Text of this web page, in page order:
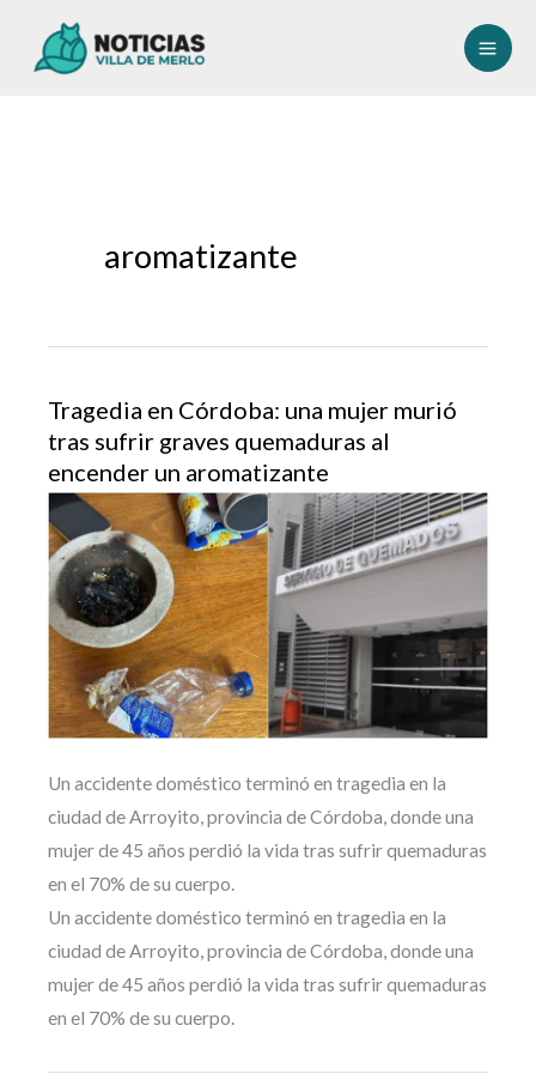
aromatizante
Tragedia en Córdoba: una mujer murió
tras sufrir graves quemaduras al
encender un aromatizante
Un accidente doméstico terminó en tragedia en la
ciudad de Arroyito, provincia de Córdoba, donde una
mujer de 45 años perdió la vida tras sufrir quemaduras
en el 70% de su cuerpo.
Un accidente doméstico terminó en tragedia en la
ciudad de Arroyito, provincia de Córdoba, donde una
mujer de 45 años perdió la vida tras sufrir quemaduras
en el 70% de su cuerpo.